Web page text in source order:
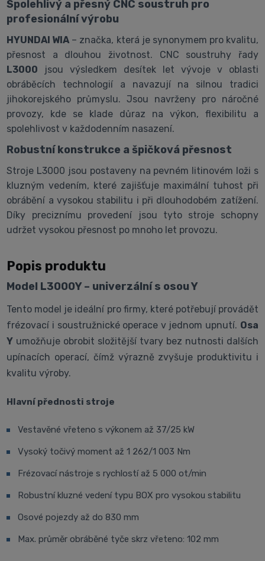
Spolehlivý a přesný CNC soustruh pro
profesionální výrobu
HYUNDAI WIA – značka, která je synonymem pro kvalitu,
přesnost a dlouhou životnost. CNC soustruhy řady
L3000 jsou výsledkem desítek let vývoje v oblasti
obráběcích technologií a navazují na silnou tradici
jihokorejského průmyslu. Jsou navrženy pro náročné
provozy, kde se klade důraz na výkon, flexibilitu a
spolehlivost v každodenním nasazení.
Robustní konstrukce a špičková přesnost
Stroje L3000 jsou postaveny na pevném litinovém loži s
kluzným vedením, které zajišťuje maximální tuhost při
obrábění a vysokou stabilitu i při dlouhodobém zatížení.
Díky preciznímu provedení jsou tyto stroje schopny
udržet vysokou přesnost po mnoho let provozu.
Popis produktu
Model L3000Y – univerzální s osou Y
Tento model je ideální pro firmy, které potřebují provádět
frézovací i soustružnické operace v jednom upnutí. Osa
Y umožňuje obrobit složitější tvary bez nutnosti dalších
upínacích operací, čímž výrazně zvyšuje produktivitu i
kvalitu výroby.
Hlavní přednosti stroje
Vestavěné vřeteno s výkonem až 37/25 kW
Vysoký točivý moment až 1 262/1 003 Nm
Frézovací nástroje s rychlostí až 5 000 ot/min
Robustní kluzné vedení typu BOX pro vysokou stabilitu
Osové pojezdy až do 830 mm
Max. průměr obráběné tyče skrz vřeteno: 102 mm